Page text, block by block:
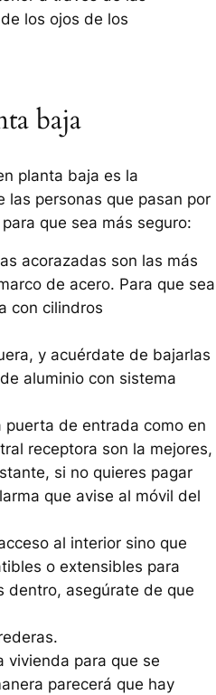
los ojos de los
baja
planta baja es la
las personas que pasan por
que sea más seguro:
acorazadas son las más
de acero. Para que sea
con cilindros
y acuérdate de bajarlas
aluminio con sistema
de entrada como en
receptora son la mejores,
si no quieres pagar
que avise al móvil del
al interior sino que
o extensibles para
dentro, asegúrate de que
vivienda para que se
parecerá que hay